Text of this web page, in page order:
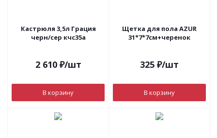
Кастрюля 3,5л Грация
черн/сер кчс35а
2 610₽/шт
В корзину
Щетка для пола AZUR
31*7*7см+черенок
325 ₽/шт
В корзину